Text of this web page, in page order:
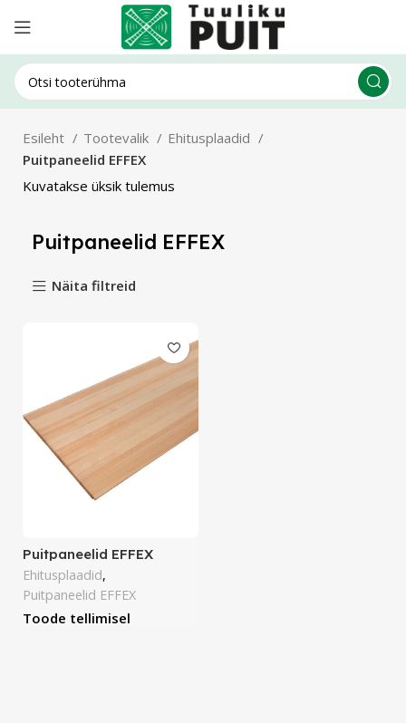
Esileht Tootevalik
Ehitusplaadid
Puitpaneelid EFFEX
Kuvatakse üksik tulemus
Puitpaneelid EFFEX
Näita filtreid
Puitpaneelid EFFEX
Ehitusplaadid,
Puitpaneelid EFFEX
Toode tellimisel